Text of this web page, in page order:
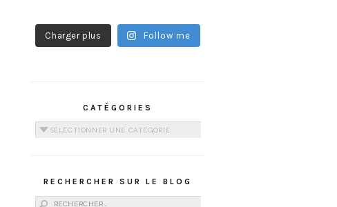
Charger plus Follow me
CATÉGORIES
Catégories
RECHERCHER SUR LE BLOG
Rechercher :